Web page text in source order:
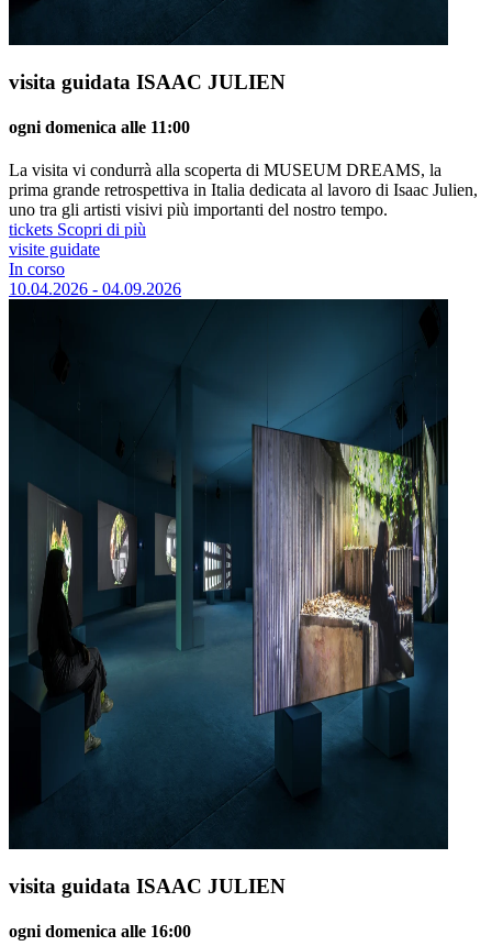
visita guidata ISAAC JULIEN
ogni domenica alle 11:00
La visita vi condurrà alla scoperta di MUSEUM DREAMS, la
prima grande retrospettiva in Italia dedicata al lavoro di Isaac Julien,
uno tra gli artisti visivi più importanti del nostro tempo.
tickets Scopri di più
visite guidate
In corso
10.04.2026 - 04.09.2026
visita guidata ISAAC JULIEN
ogni domenica alle 16:00